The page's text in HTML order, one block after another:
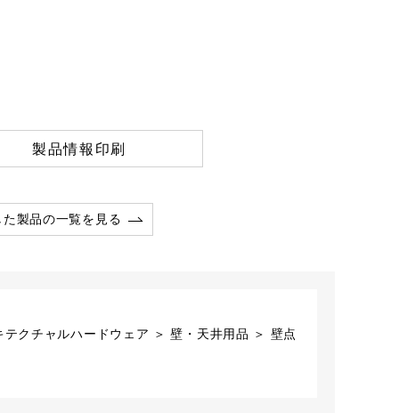
製品情報印刷
製品の一覧を見る
クチャルハードウェア ＞ 壁・天井用品 ＞ 壁点